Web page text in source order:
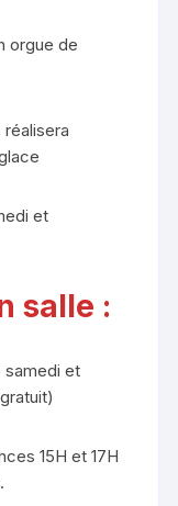
orgue de
réalisera
et
salle :
samedi et
15H et 17H